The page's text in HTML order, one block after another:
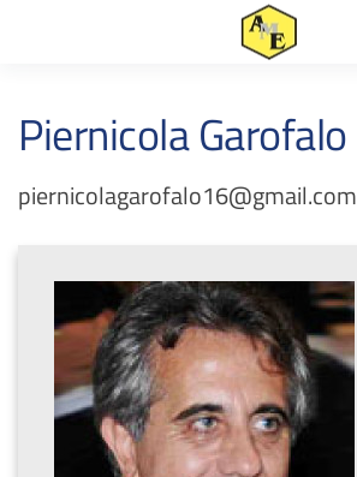
Piernicola Garofalo
piernicolagarofalo16@gmail.com